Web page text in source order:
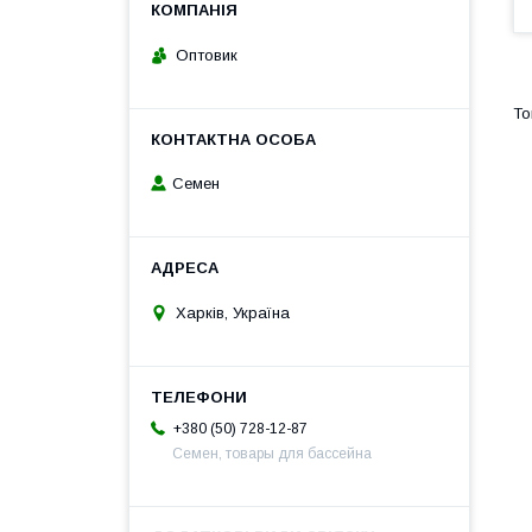
Оптовик
Семен
Харків, Україна
+380 (50) 728-12-87
Семен, товары для бассейна